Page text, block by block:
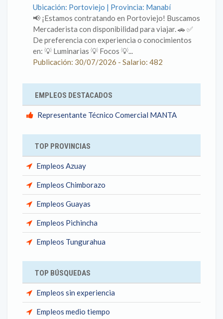
Ubicación: Portoviejo | Provincia: Manabí
📢 ¡Estamos contratando en Portoviejo! Buscamos
Mercaderista con disponibilidad para viajar. 🚗 ✅
De preferencia con experiencia o conocimientos
en: 💡 Luminarias 💡 Focos 💡...
Publicación: 30/07/2026 - Salario: 482
EMPLEOS DESTACADOS
Representante Técnico Comercial MANTA
TOP PROVINCIAS
Empleos Azuay
Empleos Chimborazo
Empleos Guayas
Empleos Pichincha
Empleos Tungurahua
TOP BÚSQUEDAS
Empleos sin experiencia
Empleos medio tiempo